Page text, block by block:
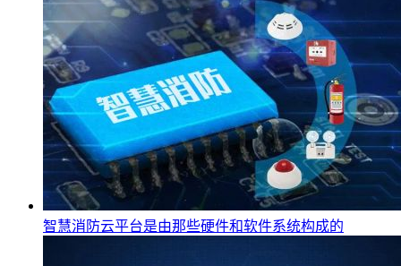
智慧消防云平台是由那些硬件和软件系统构成的